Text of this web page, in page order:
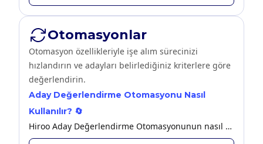
Otomasyonlar
Otomasyon özellikleriyle işe alım sürecinizi
hızlandırın ve adayları belirlediğiniz kriterlere göre
değerlendirin.
Aday Değerlendirme Otomasyonu Nasıl
Kullanılır? 🔄
Hiroo Aday Değerlendirme Otomasyonunun nasıl çalıştığını detaylı incelemek için bu makaleye göz atabilirsiniz.